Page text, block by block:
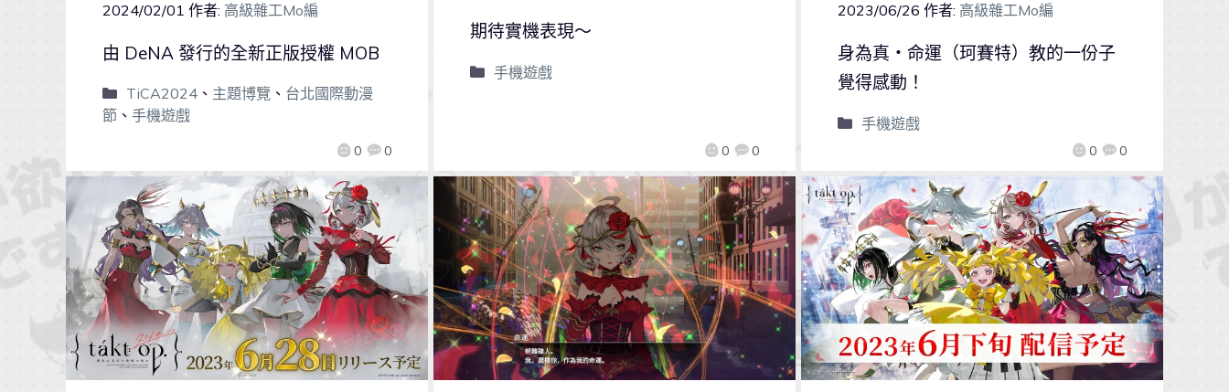
2024/02/01 作者: 高級雜工Mo編
0 0
由 DeNA 發行的全新正版授權 MOB
TiCA2024、 主題博覽、 台北國際動漫
節 、 手機遊戲
0 0
期待實機表現～
手機遊戲
2023/06/26 作者: 高級雜工Mo編
0 0
身為真‧命運（珂賽特）教的一份子
覺得感動！
手機遊戲